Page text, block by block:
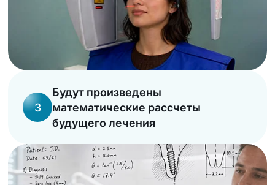
3
Будут произведены
математические рассчеты
будущего лечения